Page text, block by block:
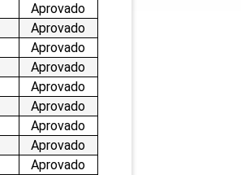
Aprovado
Aprovado
Aprovado
Aprovado
Aprovado
Aprovado
Aprovado
Aprovado
Aprovado